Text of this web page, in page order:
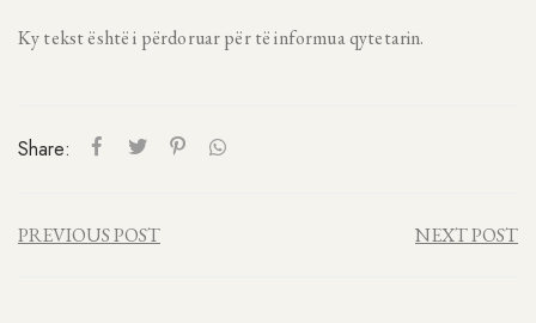
Ky tekst është i përdoruar për të informua qytetarin.
Share:
PREVIOUS POST NEXT POST